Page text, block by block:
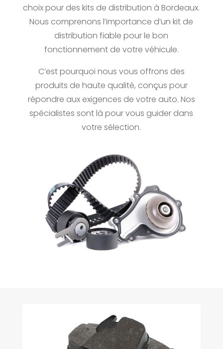
choix pour des kits de distribution à Bordeaux.
Nous comprenons l’importance d’un kit de
distribution fiable pour le bon
fonctionnement de votre véhicule.
C’est pourquoi nous vous offrons des
produits de haute qualité, conçus pour
répondre aux exigences de votre auto. Nos
spécialistes sont là pour vous guider dans
votre sélection.